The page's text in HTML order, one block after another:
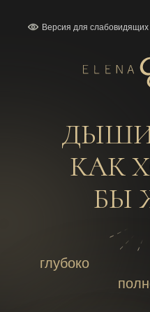
КАК
БЫ
глубоко
Версия для слабовидящих